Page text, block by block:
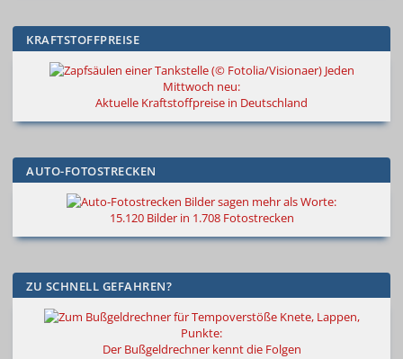
KRAFTSTOFFPREISE
Jeden
Mittwoch neu:
Aktuelle Kraftstoffpreise in Deutschland
AUTO-FOTOSTRECKEN
Bilder sagen mehr als Worte:
15.120 Bilder in 1.708 Fotostrecken
ZU SCHNELL GEFAHREN?
Knete, Lappen,
Punkte:
Der Bußgeldrechner kennt die Folgen